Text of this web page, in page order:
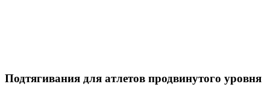
Подтягивания для атлетов продвинутого уровня